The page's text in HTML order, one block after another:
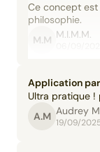
Ce concept
philosophie.
M.M M.I.M.M.
Application
Ultra pratique !
A.M Audrey M
19/09/